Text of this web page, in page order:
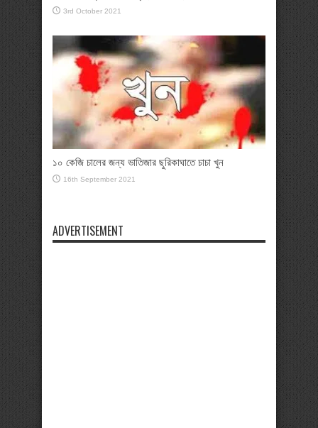
3rd October 2021
১০ কেজি চালের জন্য ভাতিজার ছুরিকাঘাতে চাচা খুন
16th September 2021
ADVERTISEMENT